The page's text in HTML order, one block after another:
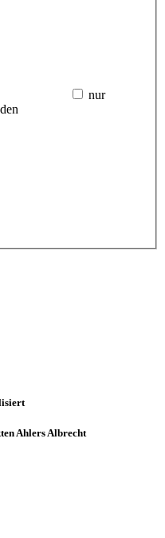
nur
Ahlers Albrecht